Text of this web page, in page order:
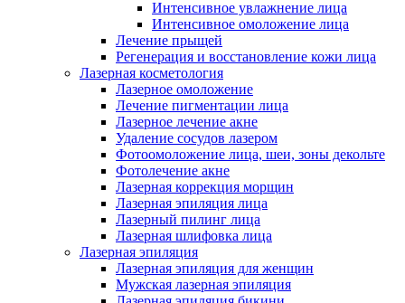
Интенсивное увлажнение лица
Интенсивное омоложение лица
Лечение прыщей
Регенерация и восстановление кожи лица
Лазерная косметология
Лазерное омоложение
Лечение пигментации лица
Лазерное лечение акне
Удаление сосудов лазером
Фотоомоложение лица, шеи, зоны декольте
Фотолечение акне
Лазерная коррекция морщин
Лазерная эпиляция лица
Лазерный пилинг лица
Лазерная шлифовка лица
Лазерная эпиляция
Лазерная эпиляция для женщин
Мужская лазерная эпиляция